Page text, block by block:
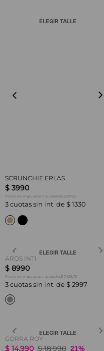
ELEGIR TALLE
SCRUNCHIE ERLAS
$ 3990
Precio sin impuestos nacionales$ 3297,52
3 cuotas sin int. de $ 1330
ELEGIR TALLE
AROS INTI
$ 8990
Precio sin impuestos nacionales$ 7429,75
3 cuotas sin int. de $ 2997
ELEGIR TALLE
GORRA ROY
$ 14.990 $ 18.990 21%